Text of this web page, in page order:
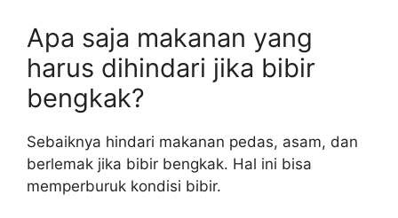
Apa saja makanan yang
harus dihindari jika bibir
bengkak?
Sebaiknya hindari makanan pedas, asam, dan
berlemak jika bibir bengkak. Hal ini bisa
memperburuk kondisi bibir.